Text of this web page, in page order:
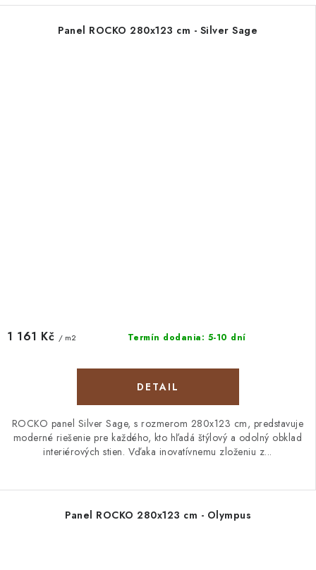
Panel ROCKO 280x123 cm - Silver Sage
Termín dodania: 5-10 dní
1 161 Kč / m2
DETAIL
ROCKO panel Silver Sage, s rozmerom 280x123 cm, predstavuje
moderné riešenie pre každého, kto hľadá štýlový a odolný obklad
interiérových stien. Vďaka inovatívnemu zloženiu z...
Panel ROCKO 280x123 cm - Olympus